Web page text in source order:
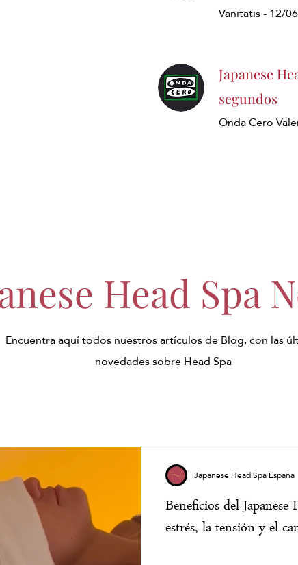
Vanitatis - 12/
Japanese
segundos
Onda Cero
Head Spa
Encuentra aquí todos nuestros artículos de Blog, con las
novedades sobre Head Spa
Beneficios del
estrés, la tensión y el
Japanese Head Spa España